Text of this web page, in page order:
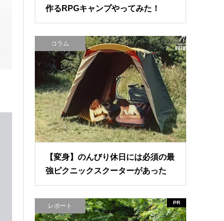
作るRPGキャンプやってみた！
コラム
【変身】のんびり休日には必須の最
強ピクニックスクーターがあった
レポート PR